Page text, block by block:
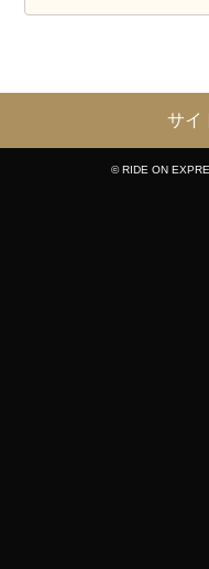
サイ
© RIDE ON